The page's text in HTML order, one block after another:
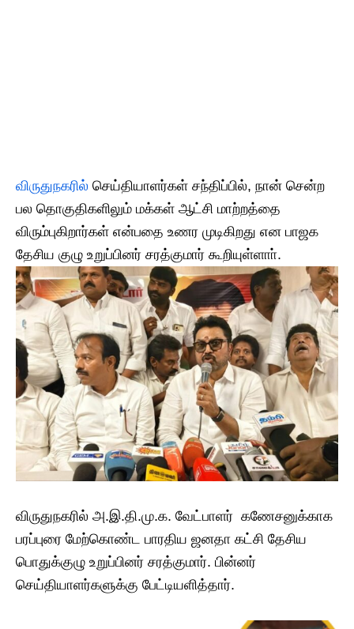
விருதுநகரில் செய்தியாளர்கள் சந்திப்பில், நான் சென்ற
பல தொகுதிகளிலும் மக்கள் ஆட்சி மாற்றத்தை
விரும்புகிறார்கள் என்பதை உணர முடிகிறது என பாஜக
தேசிய குழு உறுப்பினர் சரத்குமார் கூறியுள்ளாா்.
விருதுநகரில் அ.இ.தி.மு.க. வேட்பாளர் கணேசனுக்காக
பரப்புரை மேற்கொண்ட பாரதிய ஜனதா கட்சி தேசிய
பொதுக்குழு உறுப்பினர் சரத்குமார். பின்னர்
செய்தியாளர்களுக்கு பேட்டியளித்தார்.